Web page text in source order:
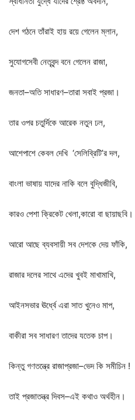
দেশ গঠনে তাঁরাই হায় রয়ে গেলেন ম্লান,
সুযোগসেবী নেতৃবৃন্দ বনে গেলেন রাজা,
জনতা–অতি সাধারণ–তারা সবাই প্রজা।
তার ওপর চতুর্দিকে আরেক নতুন ঢল,
আশেপাশে কেবল দেখি ‘সেলিব্রিটি’র দল,
বাংলা ভাষায় যাদের নাকি বলে বুদ্ধিজীবি,
কারও পেশা ক্রিকেট খেলা,কারো বা ছায়াছবি।
আরো আছে ব্যবসায়ী সব দেশকে দেয় ফাঁকি,
রাজার দলের সাথে এদের খুবই মাখামাখি,
আইনসভার ঊর্ধ্বে এরা সাত খুনেও মাপ,
বাকীরা সব সাধারণ তাদের যতেক চাপ।
কিন্তু গণতন্ত্রে রাজাপ্রজা–ভেদ কি সমীচিন !
তাই প্রজাতন্ত্র দিবস–এই কথাও অর্থহীন।